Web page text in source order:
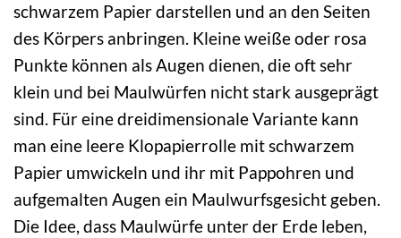
schwarzem Papier darstellen und an den Seiten
des Körpers anbringen. Kleine weiße oder rosa
Punkte können als Augen dienen, die oft sehr
klein und bei Maulwürfen nicht stark ausgeprägt
sind. Für eine dreidimensionale Variante kann
man eine leere Klopapierrolle mit schwarzem
Papier umwickeln und ihr mit Pappohren und
aufgemalten Augen ein Maulwurfsgesicht geben.
Die Idee, dass Maulwürfe unter der Erde leben,